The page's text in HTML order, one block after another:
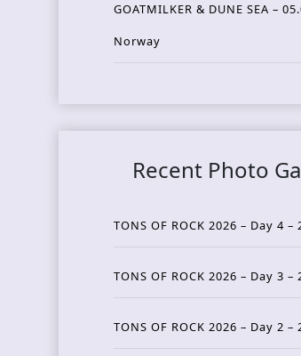
GOATMILKER & DUNE SEA –
Norway
Recent Photo
TONS OF ROCK 2026 – Day 4 –
TONS OF ROCK 2026 – Day 3 –
TONS OF ROCK 2026 – Day 2 –